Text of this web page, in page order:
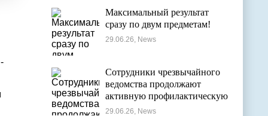
Максимальный результат
сразу по двум предметам!
29.06.26, News
Сотрудники чрезвычайного
ведомства продолжают
активную профилактическую
деятельность в детских
29.06.26, News